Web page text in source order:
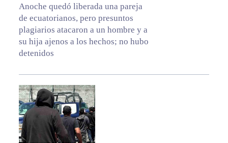
Anoche quedó liberada una pareja
de ecuatorianos, pero presuntos
plagiarios atacaron a un hombre y a
su hija ajenos a los hechos; no hubo
detenidos